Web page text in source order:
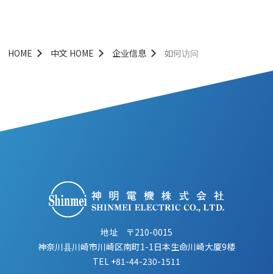
HOME 中文 HOME 企业信息 如何访问
地址 〒210-0015
神奈川县川崎市川崎区南町1-1日本生命川崎大厦9楼
TEL +81-44-230-1511